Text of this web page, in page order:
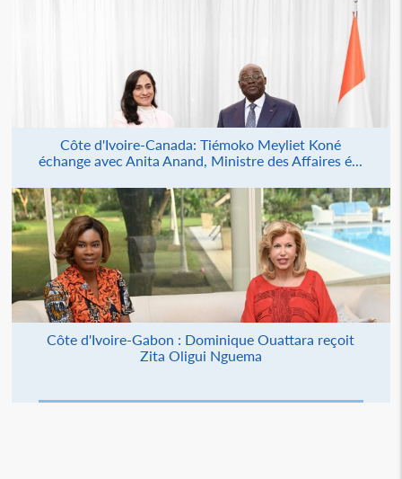
Côte d'Ivoire-Canada: Tiémoko Meyliet Koné
échange avec Anita Anand, Ministre des Affaires é...
Côte d'Ivoire-Gabon : Dominique Ouattara reçoit
Zita Oligui Nguema